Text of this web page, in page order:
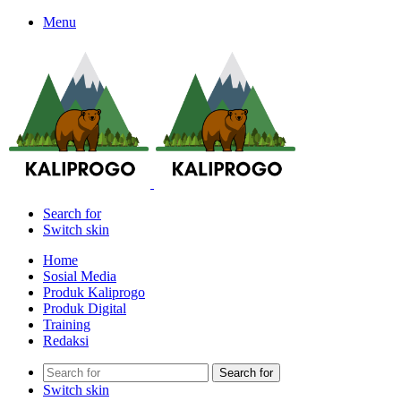
Menu
Search for
Switch skin
Home
Sosial Media
Produk Kaliprogo
Produk Digital
Training
Redaksi
Search for
Switch skin